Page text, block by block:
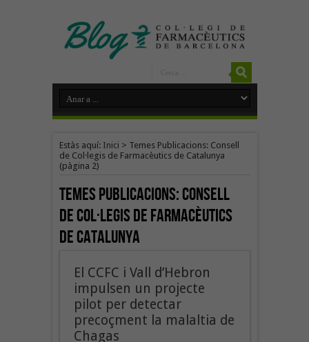
Estàs aquí: Inici > Temes Publicacions: Consell
de Col·legis de Farmacèutics de Catalunya
(pàgina 2)
Temes Publicacions:Consell
de Col·legis de Farmacèutics
de Catalunya
El CCFC i Vall d’Hebron
impulsen un projecte
pilot per detectar
precoçment la malaltia de
Chagas